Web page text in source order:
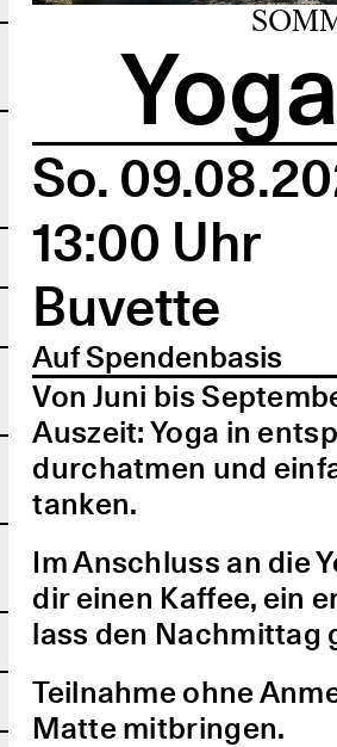
So.
13:00 Uhr
Buvette
Auf Spendenbasis
Von Juni bis
Auszeit: Yoga in
durchatmen und
tanken.
Im Anschluss an die
dir einen Kaffee, ein
lass den Nachmittag
Teilnahme ohne
Matte mitbringen.